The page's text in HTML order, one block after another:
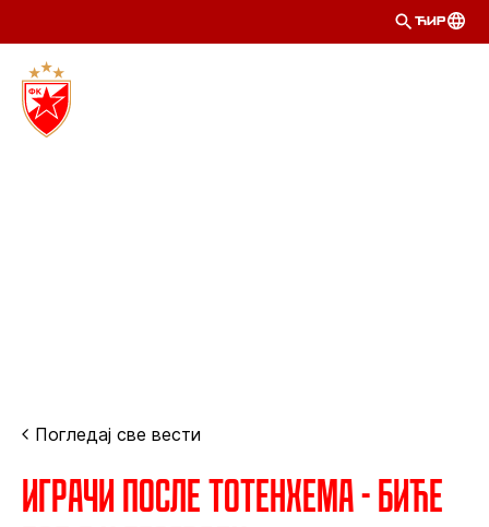
ЋИР
Погледај све вести
Играчи после Тотенхема - Биће